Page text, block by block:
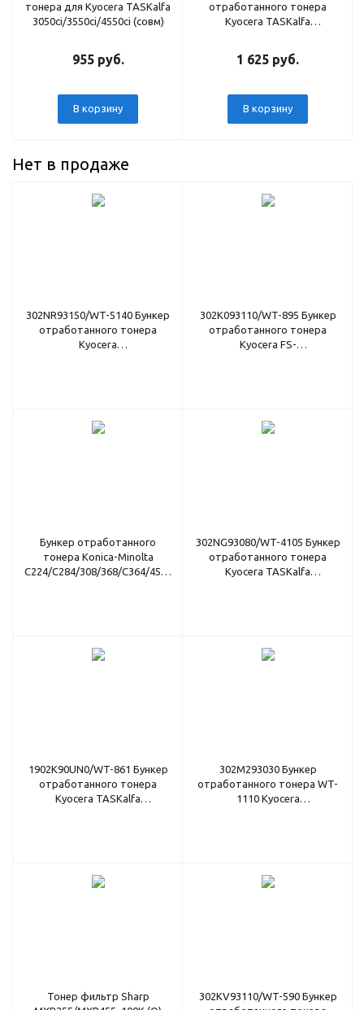
тонера для Kyocera TASKalfa
3050ci/3550ci/4550ci (совм)
955 руб.
В корзину
отработанного тонера
Kyocera TASKalfa
1 625 руб.
В корзину
Нет в продаже
302NR93150/WT-5140 Бункер
отработанного тонера
Kyocera
302K093110/WT-895 Бункер
отработанного тонера
Kyocera FS-
Бункер отработанного
тонера Konica-Minolta
C224/C284/308/368/C364/454/554/C458/C558
302NG93080/WT-4105 Бункер
отработанного тонера
Kyocera TASKalfa
1902K90UN0/WT-861 Бункер
отработанного тонера
Kyocera TASKalfa
302M293030 Бункер
отработанного тонера WT-
1110 Kyocera
Тонер фильтр Sharp
302KV93110/WT-590 Бункер